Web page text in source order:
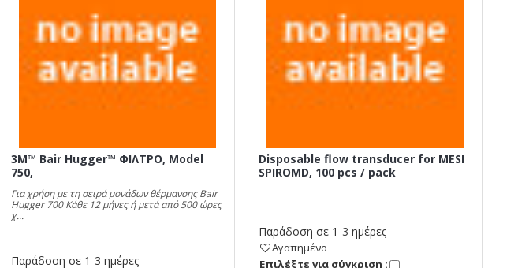
3M™ Bair Hugger™ ΦΙΛΤΡΟ, Model
750,
Για χρήση με τη σειρά μονάδων θέρμανσης Bair
Hugger 700 Κάθε 12 μήνες ή μετά από 500 ώρες
χ...
Παράδοση σε 1-3 ημέρες
Disposable flow transducer for MESI
SPIROMD, 100 pcs / pack
Παράδοση σε 1-3 ημέρες
Αγαπημένο
Eπιλέξτε για σύγκριση :